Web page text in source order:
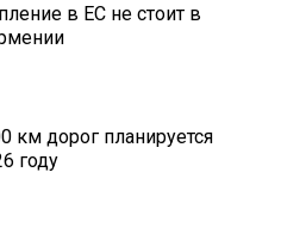
в ЕС не стоит в
км дорог планируется
году